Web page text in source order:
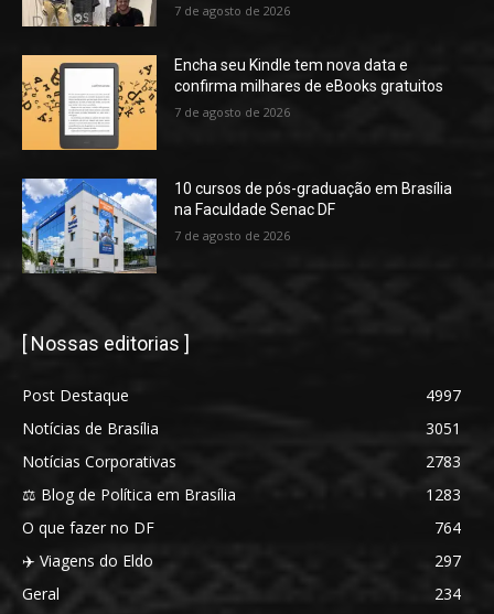
7 de agosto de 2026
Encha seu Kindle tem nova data e
confirma milhares de eBooks gratuitos
7 de agosto de 2026
10 cursos de pós-graduação em Brasília
na Faculdade Senac DF
7 de agosto de 2026
[ Nossas editorias ]
Post Destaque
4997
Notícias de Brasília
3051
Notícias Corporativas
2783
⚖️ Blog de Política em Brasília
1283
O que fazer no DF
764
✈️ Viagens do Eldo
297
Geral
234